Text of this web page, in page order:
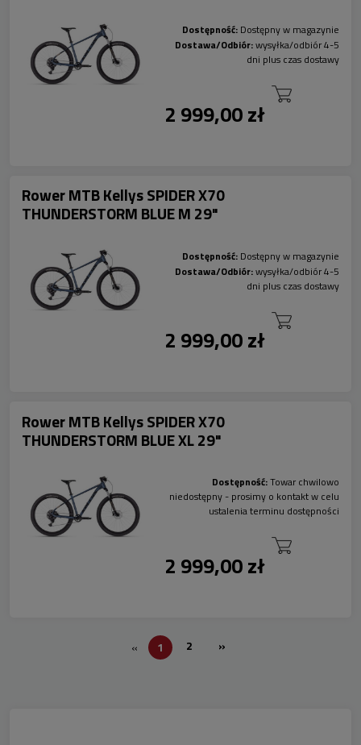
Dostępność: Dostępny w magazynie
Dostawa/Odbiór:wysyłka/odbiór 4-5
dni plus czas dostawy
2 999,00 zł
Rower MTB Kellys SPIDER X70
THUNDERSTORM BLUE M 29"
Dostępność: Dostępny w magazynie
Dostawa/Odbiór:wysyłka/odbiór 4-5
dni plus czas dostawy
2 999,00 zł
Rower MTB Kellys SPIDER X70
THUNDERSTORM BLUE XL 29"
Dostępność:Towar chwilowo
niedostępny - prosimy o kontakt w celu
ustalenia terminu dostępności
2 999,00 zł
« 1 2 »